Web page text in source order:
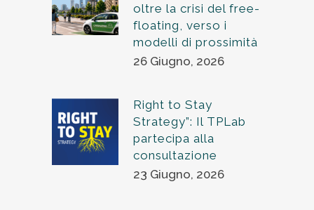
oltre la crisi del free-
floating, verso i
modelli di prossimità
26 Giugno, 2026
Right to Stay
Strategy”: Il TPLab
partecipa alla
consultazione
23 Giugno, 2026